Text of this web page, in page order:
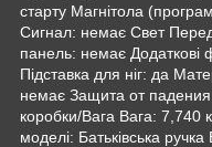
старту Магнітола
Сигнал: немає Свет
панель: немає Додаткові
Підставка для ніг: да
немає Защита от
коробки/Вага Вага: 7,740
моделі: Батьківська